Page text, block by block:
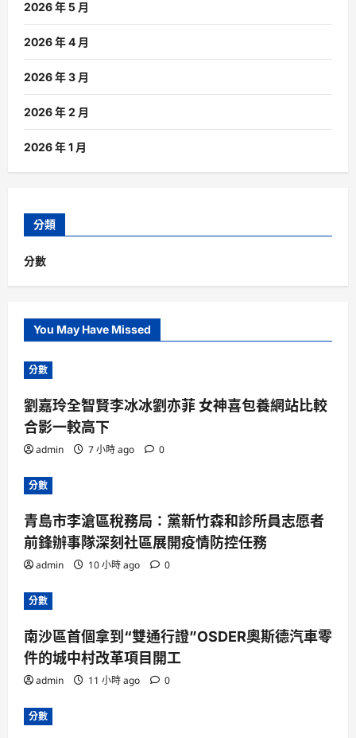
2026 年 5 月
2026 年 4 月
2026 年 3 月
2026 年 2 月
2026 年 1 月
分類
分數
You May Have Missed
分數
劉嘉玲全智賢李冰冰劉亦菲 女神喜包養網站比較
合影一較高下
admin 7 小時 ago 0
分數
青島市李滄區稅務局：黨新竹森和診所員志愿者
前鋒辦事隊深刻社區展開疫情防控任務
admin 10 小時 ago 0
分數
南沙區首個拿到“雙通行證”OSDER奧斯德汽車零
件的城中村改革項目開工
admin 11 小時 ago 0
分數